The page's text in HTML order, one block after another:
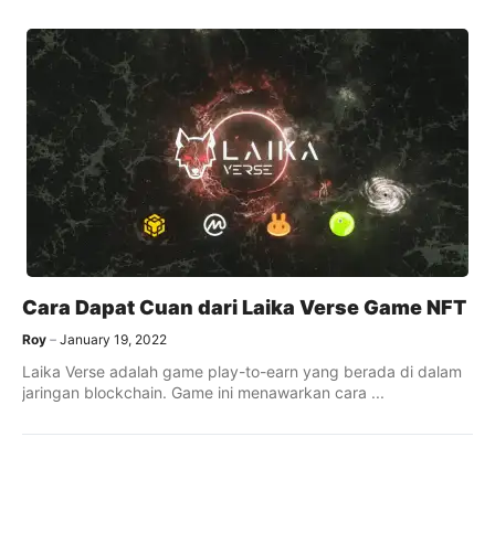
Cara Dapat Cuan dari Laika Verse Game NFT
Roy January 19, 2022
Laika Verse adalah game play-to-earn yang berada di dalam
jaringan blockchain. Game ini menawarkan cara ...